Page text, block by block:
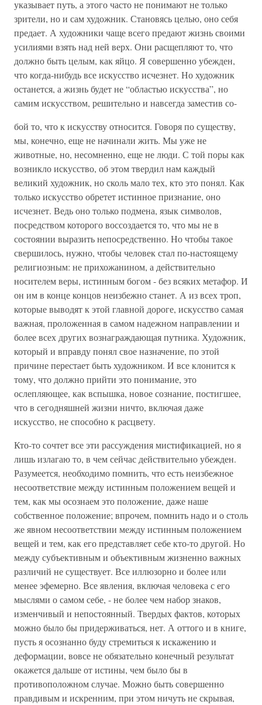
указывает путь, а этого часто не понимают не только
зрители, но и сам художник. Становясь целью, оно себя
предает. А художники чаще всего предают жизнь своими
усилиями взять над ней верх. Они расщепляют то, что
должно быть целым, как яйцо. Я совершенно убежден,
что когда-нибудь все искусство исчезнет. Но художник
останется, а жизнь будет не “областью искусства”, но
самим искусством, решительно и навсегда заместив со-
бой то, что к искусству относится. Говоря по существу,
мы, конечно, еще не начинали жить. Мы уже не
животные, но, несомненно, еще не люди. С той поры как
возникло искусство, об этом твердил нам каждый
великий художник, но сколь мало тех, кто это понял. Как
только искусство обретет истинное признание, оно
исчезнет. Ведь оно только подмена, язык символов,
посредством которого воссоздается то, что мы не в
состоянии выразить непосредственно. Но чтобы такое
свершилось, нужно, чтобы человек стал по-настоящему
религиозным: не прихожанином, а действительно
носителем веры, истинным богом - без всяких метафор. И
он им в конце концов неизбежно станет. А из всех троп,
которые выводят к этой главной дороге, искусство самая
важная, проложенная в самом надежном направлении и
более всех других вознаграждающая путника. Художник,
который и вправду понял свое назначение, по этой
причине перестает быть художником. И все клонится к
тому, что должно прийти это понимание, это
ослепляющее, как вспышка, новое сознание, постигшее,
что в сегодняшней жизни ничто, включая даже
искусство, не способно к расцвету.
Кто-то сочтет все эти рассуждения мистификацией, но я
лишь излагаю то, в чем сейчас действительно убежден.
Разумеется, необходимо помнить, что есть неизбежное
несоответствие между истинным положением вещей и
тем, как мы осознаем это положение, даже наше
собственное положение; впрочем, помнить надо и о столь
же явном несоответствии между истинным положением
вещей и тем, как его представляет себе кто-то другой. Но
между субъективным и объективным жизненно важных
различий не существует. Все иллюзорно и более или
менее эфемерно. Все явления, включая человека с его
мыслями о самом себе, - не более чем набор знаков,
изменчивый и непостоянный. Твердых фактов, которых
можно было бы придерживаться, нет. А оттого и в книге,
пусть я осознанно буду стремиться к искажению и
деформации, вовсе не обязательно конечный результат
окажется дальше от истины, чем было бы в
противоположном случае. Можно быть совершенно
правдивым и искренним, при этом ничуть не скрывая,